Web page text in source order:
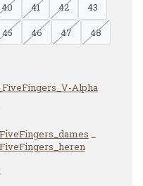
40 41 42
43
45 46 47
48
Alpha